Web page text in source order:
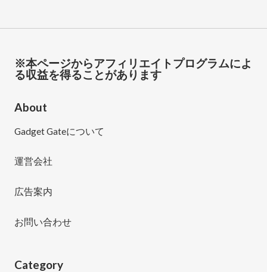
※本ページからアフィリエイトプログラムによ
る収益を得ることがあります
About
Gadget Gateについて
運営会社
広告案内
お問い合わせ
Category